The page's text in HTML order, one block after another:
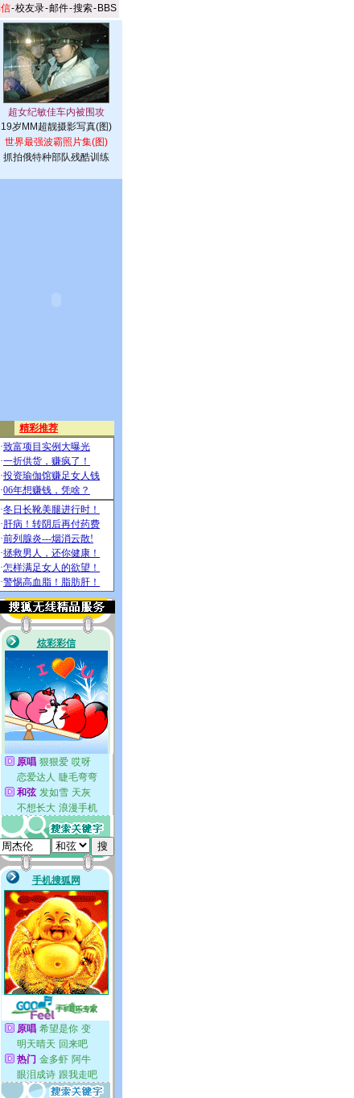
-校友录-邮件-搜索- BBS
19岁MM超靓摄影写真(图)
世界最强波霸照片集(图)
抓拍俄特种部队残酷训练